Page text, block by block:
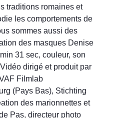
traditions romaines et
les comportements de
sommes aussi des
des masques Denise
31 sec, couleur, son
dirigé et produit par
Filmlab
(Pays Bas), Stichting
des marionnettes et
Pas, directeur photo